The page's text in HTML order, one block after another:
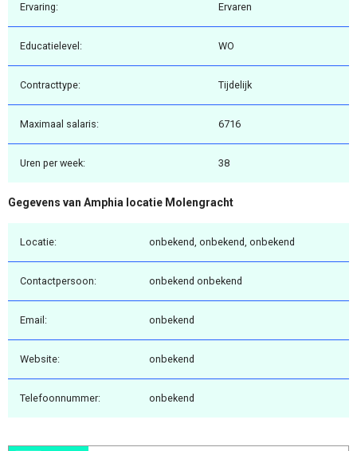
Ervaring: Ervaren
Educatielevel: WO
Contracttype: Tijdelijk
Maximaal salaris: 6716
Uren per week: 38
Gegevens van Amphia locatie Molengracht
Locatie: onbekend, onbekend, onbekend
Contactpersoon: onbekend onbekend
Email: onbekend
Website: onbekend
Telefoonnummer: onbekend